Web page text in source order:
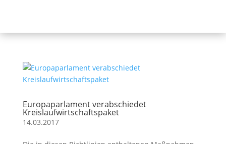
Europaparlament verabschiedet
Kreislaufwirtschaftspaket
14.03.2017